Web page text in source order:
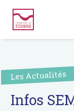
Les Actualités
Infos